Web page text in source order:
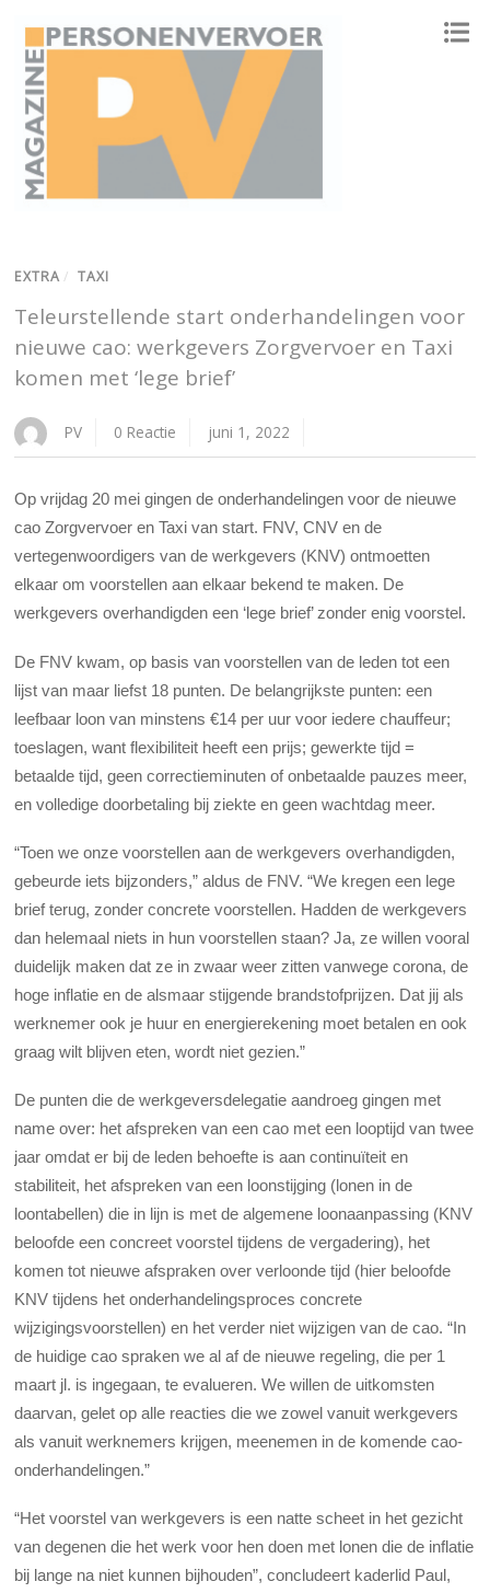
EXTRA / TAXI
Teleurstellende start onderhandelingen voor
nieuwe cao: werkgevers Zorgvervoer en Taxi
komen met ‘lege brief’
PV 0 Reactie juni 1, 2022
Op vrijdag 20 mei gingen de onderhandelingen voor de nieuwe
cao Zorgvervoer en Taxi van start. FNV, CNV en de
vertegenwoordigers van de werkgevers (KNV) ontmoetten
elkaar om voorstellen aan elkaar bekend te maken. De
werkgevers overhandigden een ‘lege brief’ zonder enig voorstel.
De FNV kwam, op basis van voorstellen van de leden tot een
lijst van maar liefst 18 punten. De belangrijkste punten: een
leefbaar loon van minstens €14 per uur voor iedere chauffeur;
toeslagen, want flexibiliteit heeft een prijs; gewerkte tijd =
betaalde tijd, geen correctieminuten of onbetaalde pauzes meer,
en volledige doorbetaling bij ziekte en geen wachtdag meer.
“Toen we onze voorstellen aan de werkgevers overhandigden,
gebeurde iets bijzonders,” aldus de FNV. “We kregen een lege
brief terug, zonder concrete voorstellen. Hadden de werkgevers
dan helemaal niets in hun voorstellen staan? Ja, ze willen vooral
duidelijk maken dat ze in zwaar weer zitten vanwege corona, de
hoge inflatie en de alsmaar stijgende brandstofprijzen. Dat jij als
werknemer ook je huur en energierekening moet betalen en ook
graag wilt blijven eten, wordt niet gezien.”
De punten die de werkgeversdelegatie aandroeg gingen met
name over: het afspreken van een cao met een looptijd van twee
jaar omdat er bij de leden behoefte is aan continuïteit en
stabiliteit, het afspreken van een loonstijging (lonen in de
loontabellen) die in lijn is met de algemene loonaanpassing (KNV
beloofde een concreet voorstel tijdens de vergadering), het
komen tot nieuwe afspraken over verloonde tijd (hier beloofde
KNV tijdens het onderhandelingsproces concrete
wijzigingsvoorstellen) en het verder niet wijzigen van de cao. “In
de huidige cao spraken we al af de nieuwe regeling, die per 1
maart jl. is ingegaan, te evalueren. We willen de uitkomsten
daarvan, gelet op alle reacties die we zowel vanuit werkgevers
als vanuit werknemers krijgen, meenemen in de komende cao-
onderhandelingen.”
“Het voorstel van werkgevers is een natte scheet in het gezicht
van degenen die het werk voor hen doen met lonen die de inflatie
bij lange na niet kunnen bijhouden”, concludeert kaderlid Paul,